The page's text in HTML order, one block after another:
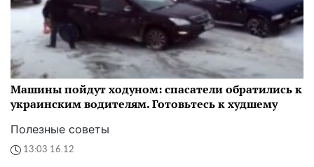
Машины пойдут ходуном: спасатели обратились к
украинским водителям. Готовьтесь к худшему
Полезные советы
13:03 16.12